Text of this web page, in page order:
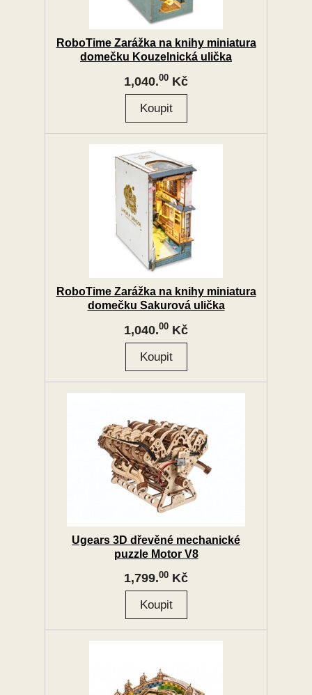
RoboTime Zarážka na knihy miniatura
domečku Kouzelnická ulička
1,040.00 Kč
RoboTime Zarážka na knihy miniatura
domečku Sakurová ulička
1,040.00 Kč
Ugears 3D dřevěné mechanické
puzzle Motor V8
1,799.00 Kč